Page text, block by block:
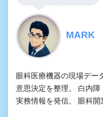
MARK
眼科医療機器の現場デー
意思決定を整理。 白内
実務情報を発信。 眼科開